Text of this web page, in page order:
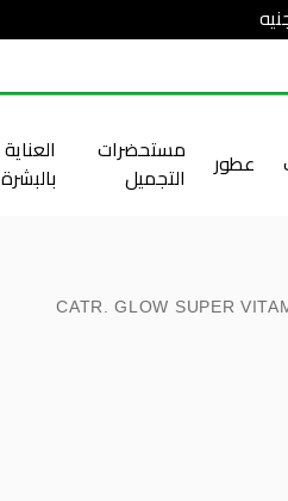
عطور
مستحضرات
التجميل
العناية
بالبشرة
CATR. GLOW SUPER